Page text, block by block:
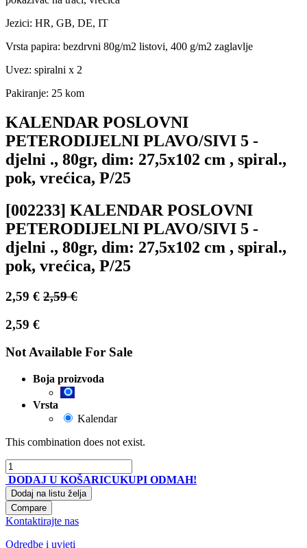
Jezici: HR, GB, DE, IT
Vrsta papira: bezdrvni 80g/m2 listovi, 400 g/m2 zaglavlje
Uvez: spiralni x 2
Pakiranje: 25 kom
KALENDAR POSLOVNI
PETERODIJELNI PLAVO/SIVI 5 -
djelni ., 80gr, dim: 27,5x102 cm , spiral.,
pok, vrećica, P/25
[002233] KALENDAR POSLOVNI
PETERODIJELNI PLAVO/SIVI 5 -
djelni ., 80gr, dim: 27,5x102 cm , spiral.,
pok, vrećica, P/25
2,59 € 2,59€
2,59 €
Not Available For Sale
Boja proizvoda
Vrsta
Kalendar
This combination does not exist.
DODAJ U KOŠARICUKUPI ODMAH!
Dodaj na listu želja
Compare
Kontaktirajte nas
Odredbe i uvjeti